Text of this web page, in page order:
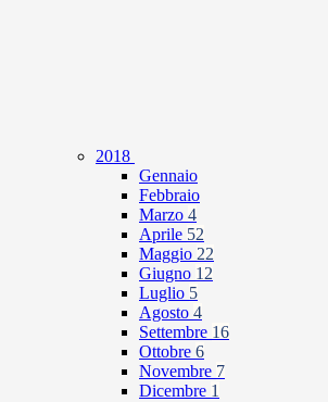
2018
Gennaio
Febbraio
Marzo 4
Aprile 52
Maggio 22
Giugno 12
Luglio 5
Agosto 4
Settembre 16
Ottobre 6
Novembre 7
Dicembre 1